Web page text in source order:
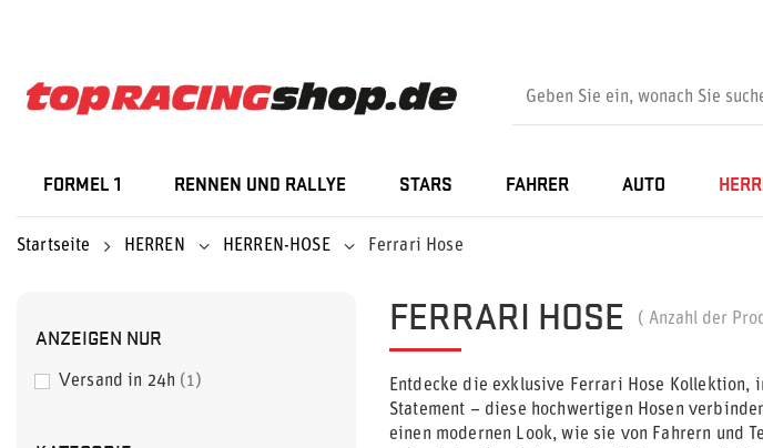
FORMEL 1 RENNEN UND RALLYE STARS FAHRER AUTO
Startseite HERREN HERREN-HOSE Ferrari Hose
ANZEIGEN NUR
Versand in 24h 1
FERRARI HOSE ( Anzahl der
Entdecke die exklusive Ferrari Hose Kollektion,
Statement – diese hochwertigen Hosen
einen modernen Look, wie sie von Fahrern und